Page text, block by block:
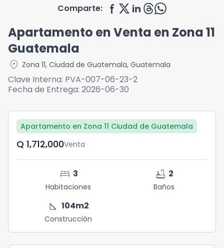
Comparte:
Apartamento en Venta en Zona 11
Guatemala
location_on Zona 11, Ciudad de Guatemala, Guatemala
Clave Interna: PVA-007-06-23-2
Fecha de Entrega: 2026-06-30
Apartamento en Zona 11 Ciudad de Guatemala
Q	1,712,000Venta
bed 3
Habitaciones
bathtub 2
Baños
square_foot 104m2
Construcción